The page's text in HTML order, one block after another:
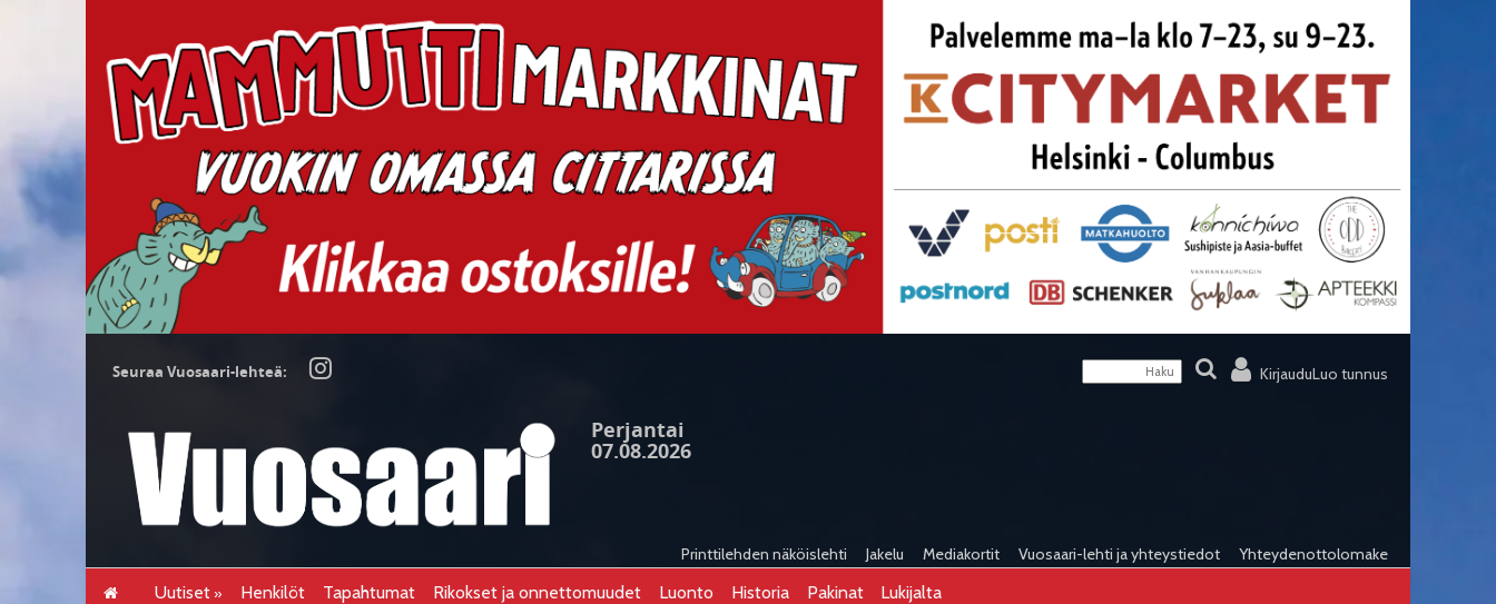
KirjauduLuo tunnus
Seuraa Vuosaari-lehteä:
Perjantai
07.08.2026
Printtilehden näköislehti Jakelu Mediakortit Vuosaari-lehti ja yhteystiedot Yhteydenottolomake
Uutiset Henkilöt Tapahtumat Rikokset ja onnettomuudet Luonto Historia Pakinat Lukijalta